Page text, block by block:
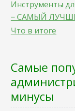
Инструменты
− САМЫЙ
Что в итоге
Самые
минусы